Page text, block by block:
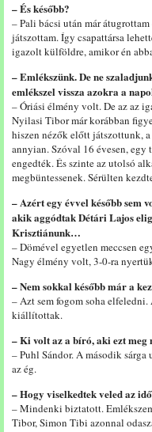
– És később?
– Pali bácsi után már
játszottam. Így csapattársa
igazolt külföldre, amikor én
– Emlékszünk. De ne
emlékszel vissza azokra a
– Óriási élmény volt. De az az
Nyilasi Tibor már korábban
hiszen nézők előtt játszottunk,
annyian. Szóval 16 évesen,
engedték. És szinte az utolsó
megbüntessenek. Sérülten
– Azért egy évvel később
akik aggódtak Détári Lajos
Krisztiánunk…
– Dömével egyetlen meccsen
Nagy élmény volt, 3-0-ra
– Nem sokkal később már a
– Azt sem fogom soha
kiállítottak.
– Ki volt az a bíró, aki ezt meg
– Puhl Sándor. A második
az ég.
– Hogy viselkedtek veled az
– Mindenki biztatott.
Tibor, Simon Tibi azonnal